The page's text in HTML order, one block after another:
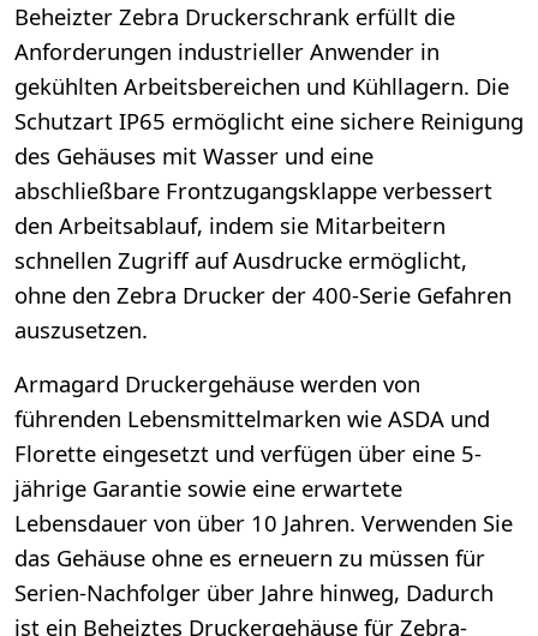
Beheizter Zebra Druckerschrank erfüllt die
Anforderungen industrieller Anwender in
gekühlten Arbeitsbereichen und Kühllagern. Die
Schutzart IP65 ermöglicht eine sichere Reinigung
des Gehäuses mit Wasser und eine
abschließbare Frontzugangsklappe verbessert
den Arbeitsablauf, indem sie Mitarbeitern
schnellen Zugriff auf Ausdrucke ermöglicht,
ohne den Zebra Drucker der 400-Serie Gefahren
auszusetzen.
Armagard Druckergehäuse werden von
führenden Lebensmittelmarken wie ASDA und
Florette eingesetzt und verfügen über eine 5-
jährige Garantie sowie eine erwartete
Lebensdauer von über 10 Jahren. Verwenden Sie
das Gehäuse ohne es erneuern zu müssen für
Serien-Nachfolger über Jahre hinweg, Dadurch
ist ein Beheiztes Druckergehäuse für Zebra-